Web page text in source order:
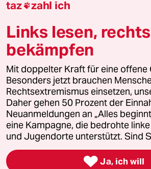
Downloads für Abonnierende
© 2026 taz Verlags und Vertriebs GmbH
Alle Rechte vorbehalten. Bei rechtlichen Fragen
wenden Sie sich bitte an lizenzen@taz.de
Feedback Redaktionsstatut
Leitlinie Informant Datenschutz
Seitenwende Einwilligungen
taz zahl ich
Links lesen, rechts
bekämpfen
Mit doppelter Kraft für eine offene
Besonders jetzt brauchen
Rechtsextremismus einsetzen,
Daher gehen 50 Prozent der
Neuanmeldungen an „Alles
eine Kampagne, die bedrohte
und Jugendorte unterstützt. Sind
 Ja, ich will